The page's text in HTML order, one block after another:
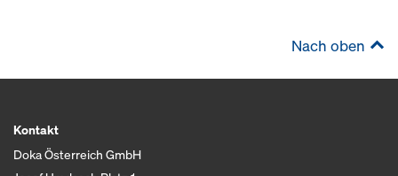
Nach oben
Kontakt
Doka Österreich GmbH